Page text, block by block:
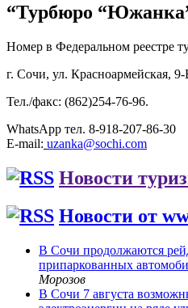
“Турбюро
Номер в Федеральном реестре
г. Сочи, ул. Красноармейская, 9-
Тел./факс: (862)254-76-96.
WhatsApp тел. 8-918-207-86-30
E-mail: uzanka@sochi.com
Новости
Новости от
В Сочи продолжаются
припаркованных
Морозов
В Сочи 7 августа